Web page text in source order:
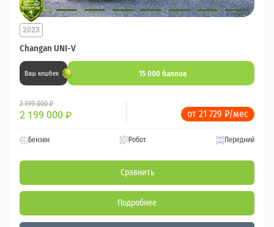
Changan UNI-V
2023
Ваш кешбек 15 000 баллов
2 199 000 ₽
2 199 000 ₽ от 21 729 ₽/мес
Бензин Робот Передний
Сравнить
Подробнее